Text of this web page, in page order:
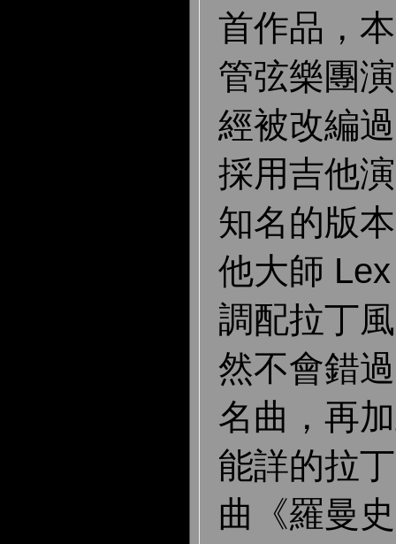
首作品，
管弦樂團
經被改編
採用吉他
知名的版
他大師
調配拉丁
然不會錯
名曲，再
能詳的拉
曲《羅曼